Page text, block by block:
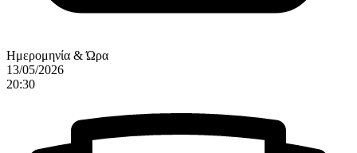
Ημερομηνία & Ώρα
13/05/2026
20:30